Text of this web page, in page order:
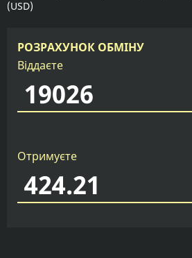
(USD)
РОЗРАХУНОК ОБМІНУ
Віддаєте
Отримуєте